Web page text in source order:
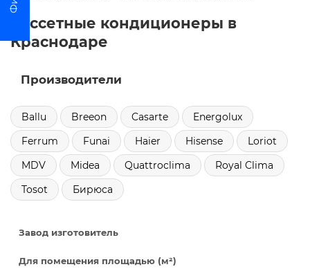
Кассетные кондиционеры в
Краснодаре
Производители
Ballu Breeon Casarte
Energolux
Ferrum
Funai Haier Hisense
Loriot
MDV
Midea Quattroclima
Royal Clima
Tosot
Бирюса
Завод изготовитель
Для помещения площадью (м²)